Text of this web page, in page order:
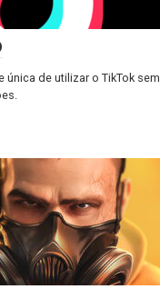
única de utilizar o TikTok sem